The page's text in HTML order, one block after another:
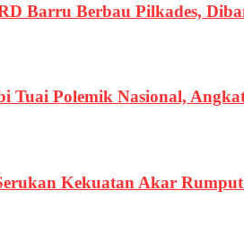
Barru Berbau Pilkades,
Tuai Polemik Nasional,
Kekuatan Akar